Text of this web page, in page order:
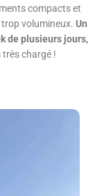
compacts et
volumineux. Un
de plusieurs jours,
très chargé !